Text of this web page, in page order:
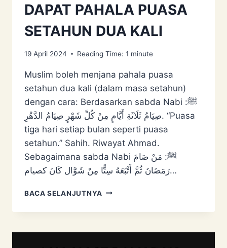
DAPAT PAHALA PUASA
SETAHUN DUA KALI
19 April 2024 Reading Time: 1 minute
Muslim boleh menjana pahala puasa
setahun dua kali (dalam masa setahun)
dengan cara: Berdasarkan sabda Nabi ﷺ:
‌صِيَامُ ‌ثَلَاثَةِ ‌أَيَّامٍ مِنْ كُلِّ شَهْرٍ صِيَامُ ‌الدَّهْرِ. “Puasa
tiga hari setiap bulan seperti puasa
setahun.” Sahih. Riwayat Ahmad.
Sebagaimana sabda Nabi ﷺ: ‌مَنْ ‌صَامَ
‌رَمَضَانَ ثُمَّ أَتْبَعَهُ سِتًّا مِنْ ‌شَوَّال كَانَ كصيام…
BACA SELANJUTNYA DAPAT
PUASA
DUA